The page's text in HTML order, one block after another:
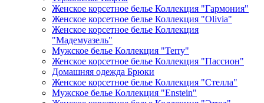
Женское корсетное белье Коллекция "Гармония"
Женское корсетное белье Коллекция "Olivia"
Женское корсетное белье Коллекция
"Мадемуазель"
Мужское белье Коллекция "Terry"
Женское корсетное белье Коллекция "Пассион"
Домашняя одежда Брюки
Женское корсетное белье Коллекция "Стелла"
Мужское белье Коллекция "Enstein"